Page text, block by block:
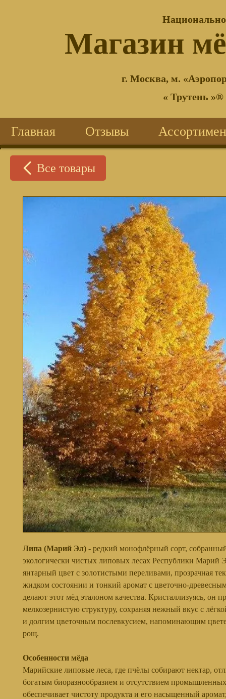
®
Магазин
г. Москва, м.
« Трутень
Главная Отзывы
Все товары
Липа (Марий Эл) - редкий монофлёрный сорт,
экологически чистых липовых лесах Республики Марий
янтарный цвет с золотистыми переливами, прозрачная
жидком состоянии и тонкий аромат с цветочно-
делают этот мёд эталоном качества. Кристаллизуясь, он
мелкозернистую структуру, сохраняя нежный вкус с
и долгим цветочным послевкусием, напоминающим
рощ.
Особенности мёда
Марийские липовые леса, где пчёлы собирают нектар,
богатым биоразнообразием и отсутствием
обеспечивает чистоту продукта и его насыщенный